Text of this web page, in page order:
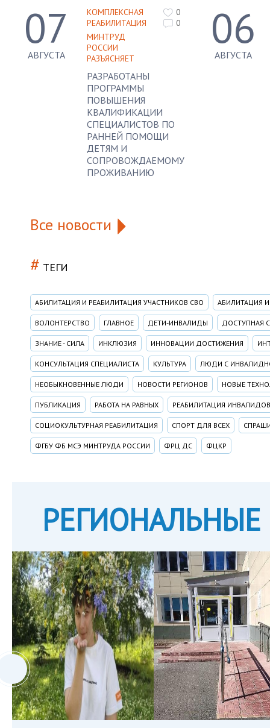
07
АВГУСТА
КОМПЛЕКСНАЯ
РЕАБИЛИТАЦИЯ
МИНТРУД
РОССИИ
РАЗЪЯСНЯЕТ
0
0
РАЗРАБОТАНЫ
ПРОГРАММЫ
ПОВЫШЕНИЯ
КВАЛИФИКАЦИИ
СПЕЦИАЛИСТОВ ПО
РАННЕЙ ПОМОЩИ
ДЕТЯМ И
СОПРОВОЖДАЕМОМУ
ПРОЖИВАНИЮ
06
АВГУСТА
Все новости
# ТЕГИ
АБИЛИТАЦИЯ И РЕАБИЛИТАЦИЯ УЧАСТНИКОВ СВО АБИЛИТАЦИЯ
ВОЛОНТЕРСТВО ГЛАВНОЕ ДЕТИ-ИНВАЛИДЫ ДОСТУПНАЯ
ЗНАНИЕ - СИЛА ИНКЛЮЗИЯ ИННОВАЦИИ ДОСТИЖЕНИЯ
КОНСУЛЬТАЦИЯ СПЕЦИАЛИСТА КУЛЬТУРА ЛЮДИ С
НЕОБЫКНОВЕННЫЕ ЛЮДИ НОВОСТИ РЕГИОНОВ НОВЫЕ
ПУБЛИКАЦИЯ РАБОТА НА РАВНЫХ РЕАБИЛИТАЦИЯ ИНВАЛИДОВ
СОЦИОКУЛЬТУРНАЯ РЕАБИЛИТАЦИЯ СПОРТ ДЛЯ ВСЕХ
ФГБУ ФБ МСЭ МИНТРУДА РОССИИ ФРЦ ДС ФЦКР